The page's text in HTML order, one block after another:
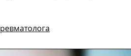
ревматолога